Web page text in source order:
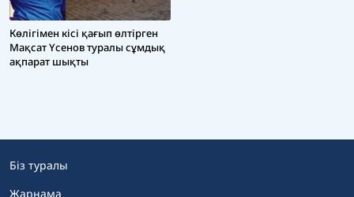
Көлігімен кісі қағып өлтірген
Мақсат Үсенов туралы сұмдық
ақпарат шықты
Біз туралы
Жарнама